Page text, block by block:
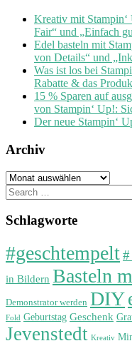
Kreativ mit
Fair“ und „Einfach
Edel basteln mit
von Details“ und
Was ist los bei
Rabatte & das
15 % Sparen auf
von Stampin‘ Up!:
Der neue Stampin‘
Archiv
Archiv
Search
for:
Schlagworte
#geschtempelt#
in Bildern Basteln
Demonstrator werden DIY
Fold Geburtstag Geschenk
Jevenstedt Kreativ